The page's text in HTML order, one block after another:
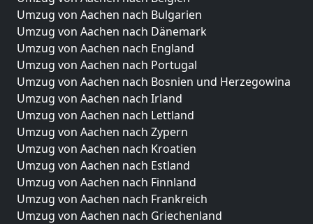
Umzug von Aachen nach Bulgarien
Umzug von Aachen nach Dänemark
Umzug von Aachen nach England
Umzug von Aachen nach Portugal
Umzug von Aachen nach Bosnien und Herzegowina
Umzug von Aachen nach Irland
Umzug von Aachen nach Lettland
Umzug von Aachen nach Zypern
Umzug von Aachen nach Kroatien
Umzug von Aachen nach Estland
Umzug von Aachen nach Finnland
Umzug von Aachen nach Frankreich
Umzug von Aachen nach Griechenland